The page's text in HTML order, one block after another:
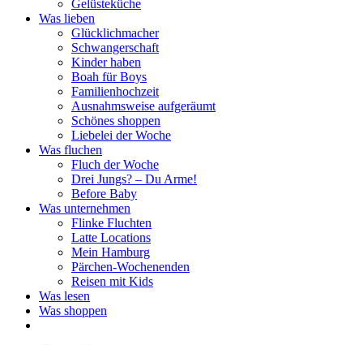
Gelüsteküche
Was lieben
Glücklichmacher
Schwangerschaft
Kinder haben
Boah für Boys
Familienhochzeit
Ausnahmsweise aufgeräumt
Schönes shoppen
Liebelei der Woche
Was fluchen
Fluch der Woche
Drei Jungs? – Du Arme!
Before Baby
Was unternehmen
Flinke Fluchten
Latte Locations
Mein Hamburg
Pärchen-Wochenenden
Reisen mit Kids
Was lesen
Was shoppen